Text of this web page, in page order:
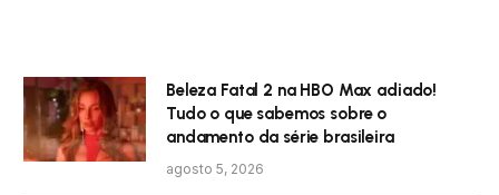
Beleza Fatal 2 na HBO Max adiado!
Tudo o que sabemos sobre o
andamento da série brasileira
agosto 5, 2026